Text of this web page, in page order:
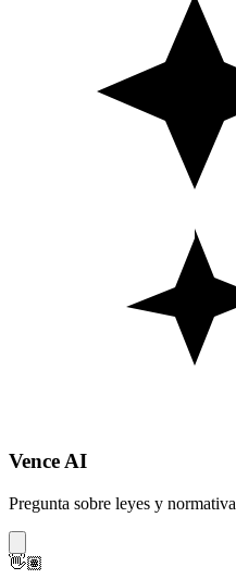
Vence AI
Pregunta sobre leyes y normativa
👋🏽